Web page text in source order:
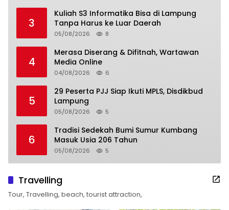
3
Kuliah S3 Informatika Bisa di Lampung
Tanpa Harus ke Luar Daerah
05/08/2026 8
4
Merasa Diserang & Difitnah, Wartawan
Media Online
04/08/2026 6
5
29 Peserta PJJ Siap Ikuti MPLS, Disdikbud
Lampung
05/08/2026 5
6
Tradisi Sedekah Bumi Sumur Kumbang
Masuk Usia 206 Tahun
05/08/2026 5
Travelling
Tour, Travelling, beach, tourist attraction,